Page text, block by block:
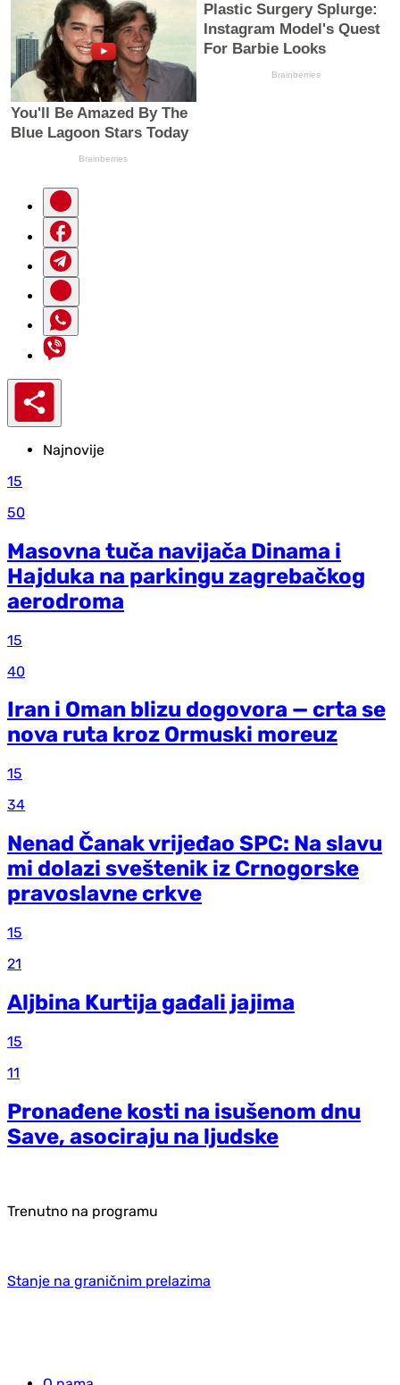
Najnovije
15
50
Masovna tuča navijača Dinama i
Hajduka na parkingu zagrebačkog
aerodroma
15
40
Iran i Oman blizu dogovora — crta se
nova ruta kroz Ormuski moreuz
15
34
Nenad Čanak vrijeđao SPC: Na slavu
mi dolazi sveštenik iz Crnogorske
pravoslavne crkve
15
21
Aljbina Kurtija gađali jajima
15
11
Pronađene kosti na isušenom dnu
Save, asociraju na ljudske
Trenutno na programu
Stanje na graničnim prelazima